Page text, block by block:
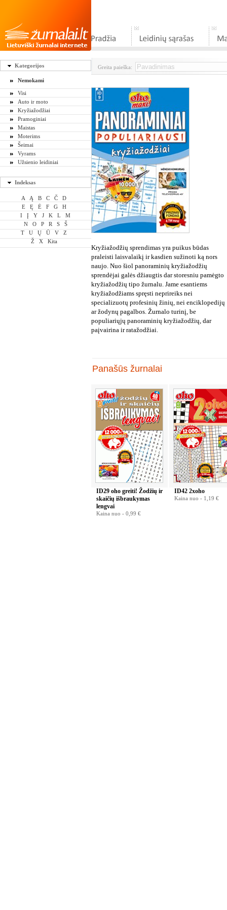
Kategorijos
Nemokami
Visi
Auto ir moto
Kryžiažodžiai
Pramoginiai
Maistas
Moterims
Šeimai
Vyrams
Užsienio leidiniai
Indeksas
A Ą B C Č
D
E
Ę Ė F G
H
I
Į Y J K L
M
N
O P R S
Š
T
U Ų Ū V
Z
Ž
X Kita
Greita paieška:
Kryžiažodžių sprendimas yra puikus būdas
praleisti laisvalaikį ir kasdien sužinoti ką nors
naujo. Nuo šiol panoraminių kryžiažodžių
sprendėjai galės džiaugtis dar storesniu pamėgto
kryžiažodžių tipo žurnalu. Jame esantiems
kryžiažodžiams spręsti neprireiks nei
specializuotų profesinių žinių, nei enciklopedijų
ar žodynų pagalbos. Žurnalo turinį, be
populiariųjų panoraminių kryžiažodžių, dar
paįvairina ir ratažodžiai.
Panašūs žurnalai
ID29 oho greiti! Žodžių ir
skaičių išbraukymas
lengvai
Kaina nuo - 0,99 €
ID42 2xoho
Kaina nuo - 1,19 €